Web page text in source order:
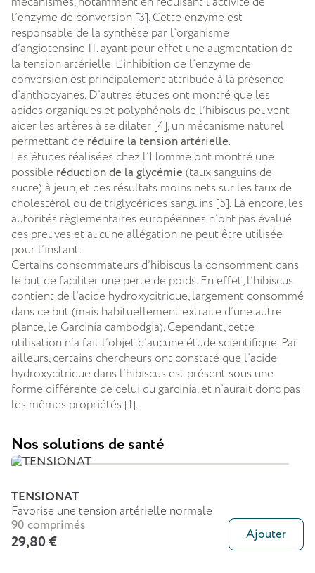
l’enzyme de conversion [3]. Cette enzyme est
responsable de la synthèse par l’organisme
d’angiotensine II, ayant pour effet une augmentation de
la tension artérielle. L’inhibition de l’enzyme de
conversion est principalement attribuée à la présence
d’anthocyanes. D’autres études ont montré que les
acides organiques et polyphénols de l’hibiscus peuvent
aider les artères à se dilater [4], un mécanisme naturel
permettant de réduire la tension artérielle.
Les études réalisées chez l’Homme ont montré une
possible réduction de la glycémie(taux sanguins de
sucre) à jeun, et des résultats moins nets sur les taux de
cholestérol ou de triglycérides sanguins [5]. Là encore, les
autorités règlementaires européennes n’ont pas évalué
ces preuves et aucune allégation ne peut être utilisée
pour l’instant.
Certains consommateurs d’hibiscus la consomment dans
le but de faciliter une perte de poids. En effet, l’hibiscus
contient de l’acide hydroxycitrique, largement consommé
dans ce but (mais habituellement extraite d’une autre
plante, le Garcinia cambodgia). Cependant, cette
utilisation n’a fait l’objet d’aucune étude scientifique. Par
ailleurs, certains chercheurs ont constaté que l’acide
hydroxycitrique dans l’hibiscus est présent sous une
forme différente de celui du garcinia, et n’aurait donc pas
les mêmes propriétés [1].
Nos solutions de santé
TENSIONAT
Favorise une tension artérielle normale
90 comprimés
29,80 € Ajouter